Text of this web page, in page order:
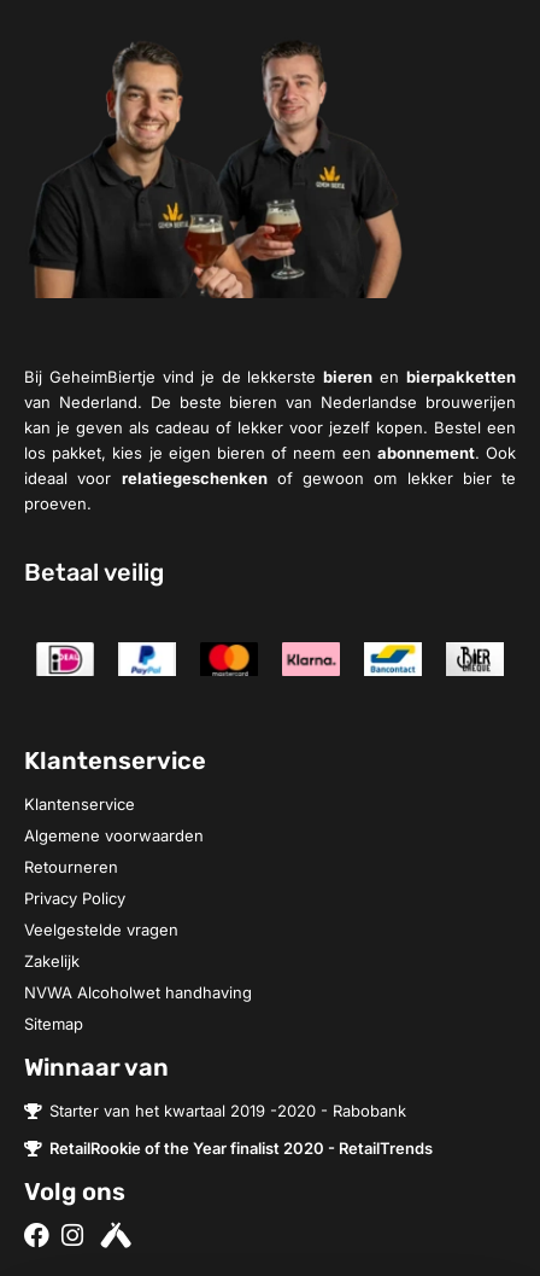
Bij GeheimBiertje vind je de lekkerstebieren en bierpakketten
van Nederland. De beste bieren van Nederlandse brouwerijen
kan je geven als cadeau of lekker voor jezelf kopen. Bestel een
los pakket, kies je eigen bieren of neem een abonnement. Ook
ideaal voor relatiegeschenkenof gewoon om lekker bier te
proeven.
Betaal veilig
Klantenservice
Klantenservice
Algemene voorwaarden
Retourneren
Privacy Policy
Veelgestelde vragen
Zakelijk
NVWA Alcoholwet handhaving
Sitemap
Winnaar van
Starter van het kwartaal 2019 -2020 - Rabobank
RetailRookie of the Year finalist 2020 - RetailTrends
Volg ons